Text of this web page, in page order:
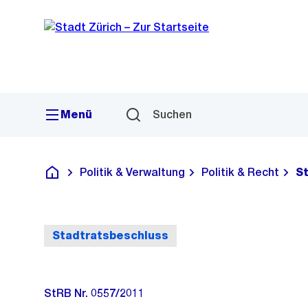
Navigation
Sprunglink
Menü Suchen
Deutsch
Politik & Verwaltung Politik & Recht
Stadtratsbeschluss
StRB Nr. 0557/2011